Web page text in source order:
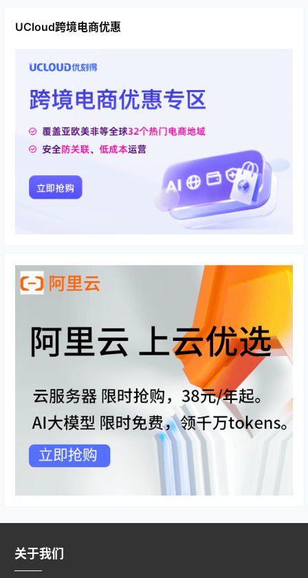
UCloud跨境电商优惠
关于我们